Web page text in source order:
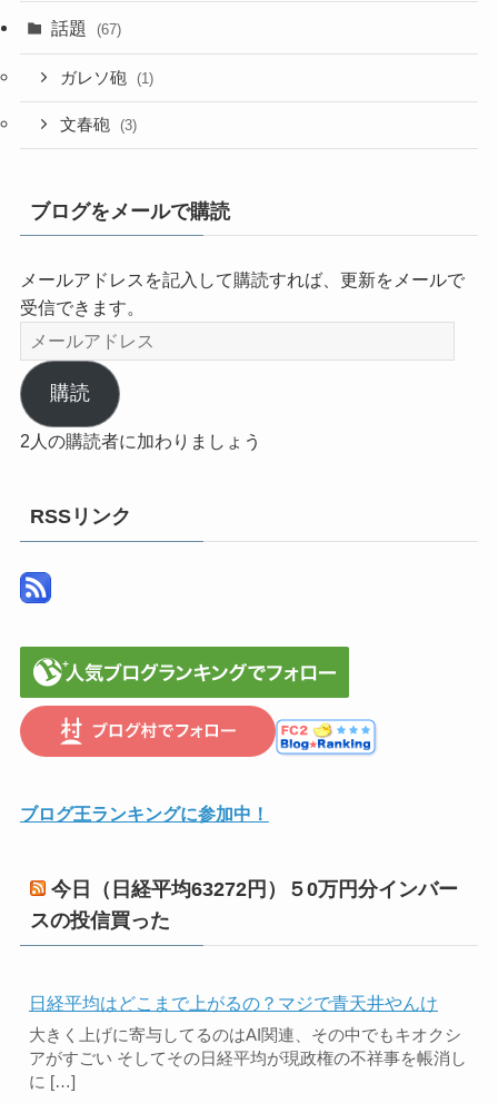
話題 (67)
ガレソ砲 (1)
文春砲 (3)
ブログをメールで購読
メールアドレスを記入して購読すれば、更新をメールで
受信できます。
メ
ー
ル
ア
ド
購読
2人の購読者に加わりましょう
RSSリンク
ブログ王ランキングに参加中！
今日（日経平均63272円）５0万円分インバー
スの投信買った
日経平均はどこまで上がるの？マジで青天井やんけ
大きく上げに寄与してるのはAI関連、その中でもキオクシ
アがすごい そしてその日経平均が現政権の不祥事を帳消し
に […]